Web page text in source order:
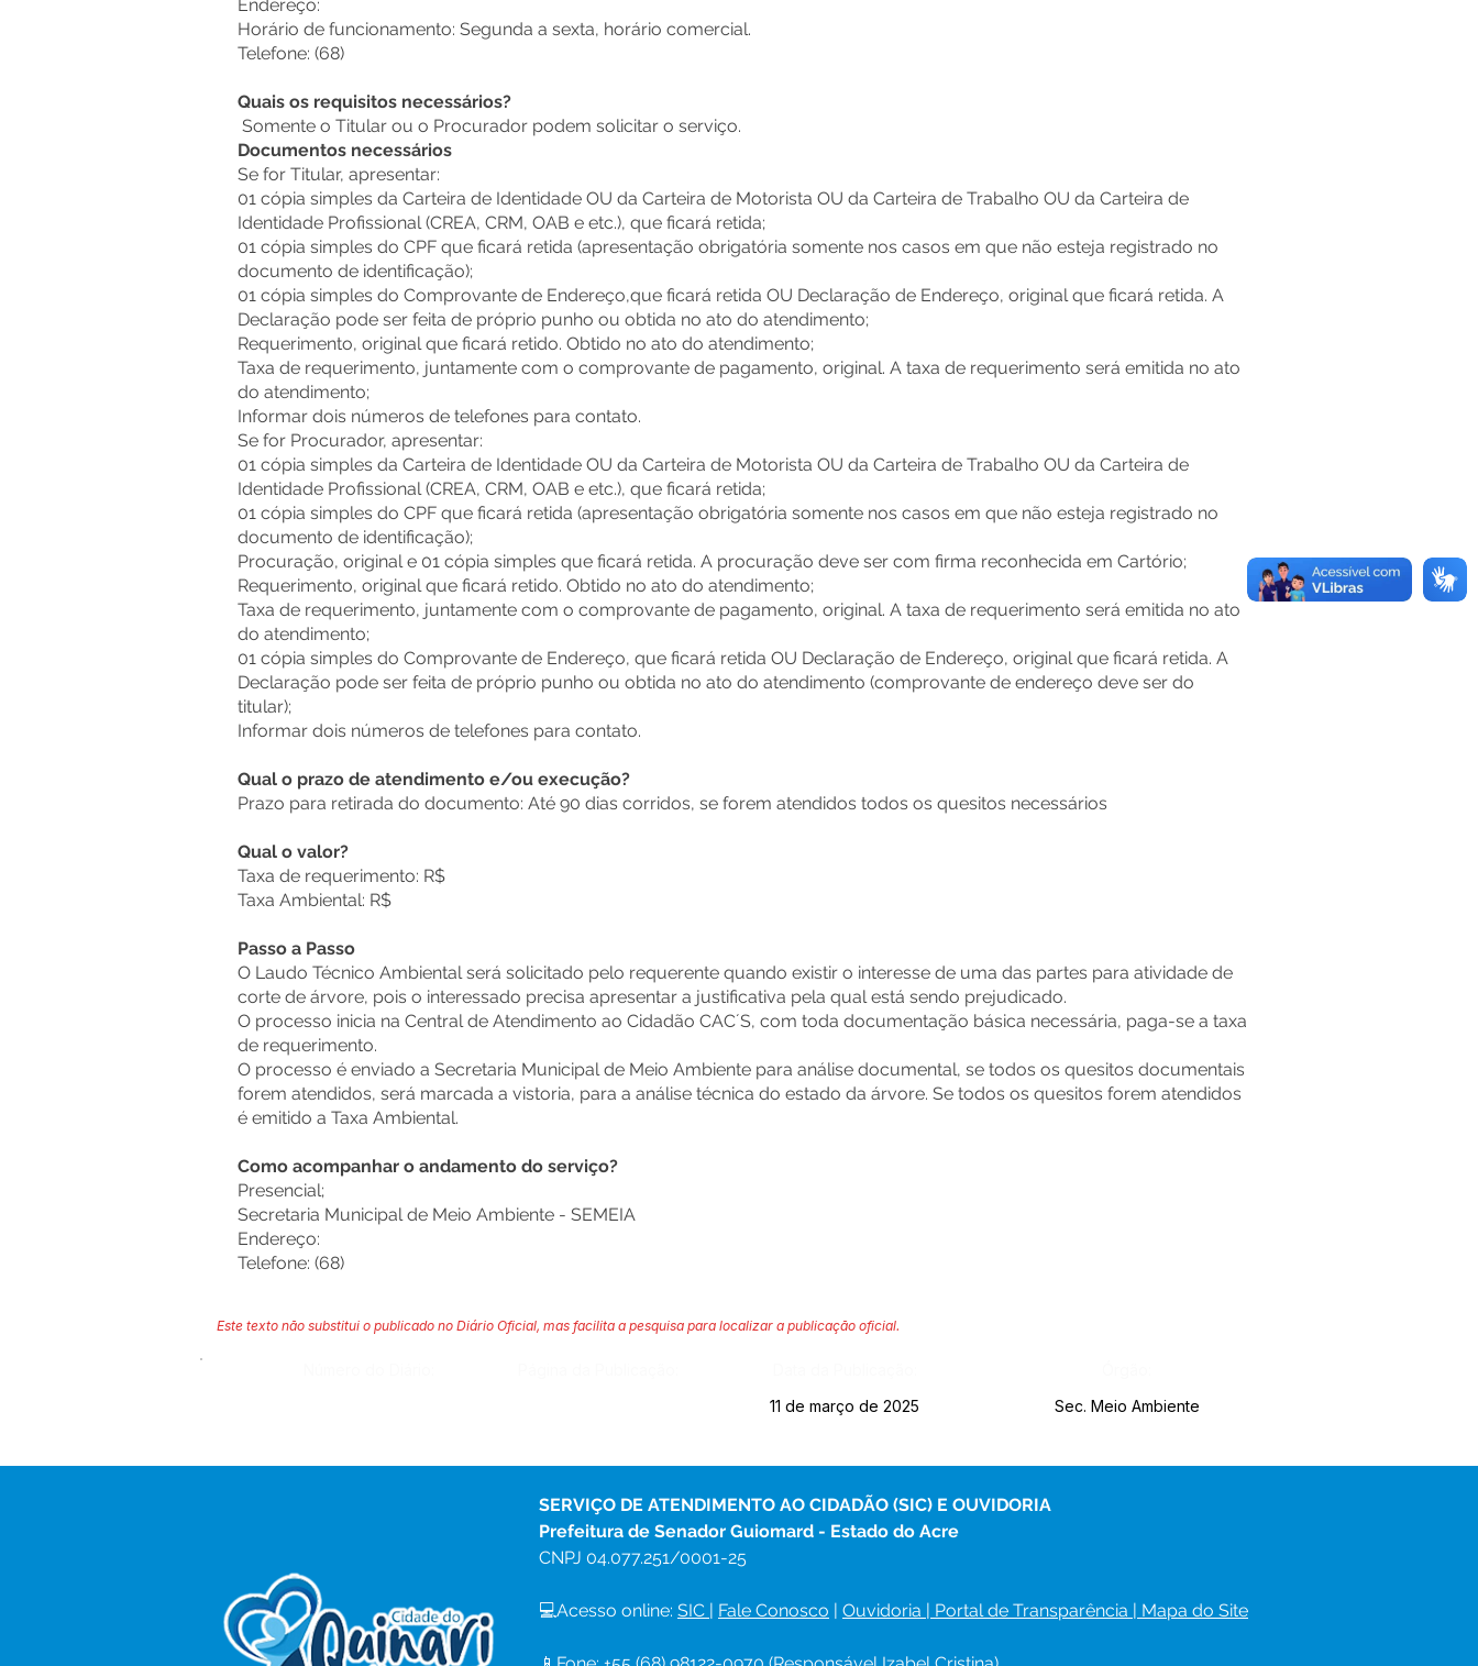
Endereço:
Horário de funcionamento: Segunda a sexta, horário comercial.
Telefone: (68)
Quais os requisitos necessários?
Somente o Titular ou o Procurador podem solicitar o serviço.
Documentos necessários
Se for Titular, apresentar:
01 cópia simples da Carteira de Identidade OU da Carteira de Motorista OU da Carteira de Trabalho OU da Carteira de
Identidade Profissional (CREA, CRM, OAB e etc.), que ficará retida;
01 cópia simples do CPF que ficará retida (apresentação obrigatória somente nos casos em que não esteja registrado no
documento de identificação);
01 cópia simples do Comprovante de Endereço,que ficará retida OU Declaração de Endereço, original que ficará retida. A
Declaração pode ser feita de próprio punho ou obtida no ato do atendimento;
Requerimento, original que ficará retido. Obtido no ato do atendimento;
Taxa de requerimento, juntamente com o comprovante de pagamento, original. A taxa de requerimento será emitida no ato
do atendimento;
Informar dois números de telefones para contato.
Se for Procurador, apresentar:
01 cópia simples da Carteira de Identidade OU da Carteira de Motorista OU da Carteira de Trabalho OU da Carteira de
Identidade Profissional (CREA, CRM, OAB e etc.), que ficará retida;
01 cópia simples do CPF que ficará retida (apresentação obrigatória somente nos casos em que não esteja registrado no
documento de identificação);
Procuração, original e 01 cópia simples que ficará retida. A procuração deve ser com firma reconhecida em Cartório;
Requerimento, original que ficará retido. Obtido no ato do atendimento;
Taxa de requerimento, juntamente com o comprovante de pagamento, original. A taxa de requerimento será emitida no ato
do atendimento;
01 cópia simples do Comprovante de Endereço, que ficará retida OU Declaração de Endereço, original que ficará retida. A
Declaração pode ser feita de próprio punho ou obtida no ato do atendimento (comprovante de endereço deve ser do
titular);
Informar dois números de telefones para contato.
Qual o prazo de atendimento e/ou execução?
Prazo para retirada do documento: Até 90 dias corridos, se forem atendidos todos os quesitos necessários
Qual o valor?
Taxa de requerimento: R$
Taxa Ambiental: R$
Passo a Passo
O Laudo Técnico Ambiental será solicitado pelo requerente quando existir o interesse de uma das partes para atividade de
corte de árvore, pois o interessado precisa apresentar a justificativa pela qual está sendo prejudicado.
O processo inicia na Central de Atendimento ao Cidadão CAC´S, com toda documentação básica necessária, paga-se a taxa
de requerimento.
O processo é enviado a Secretaria Municipal de Meio Ambiente para análise documental, se todos os quesitos documentais
forem atendidos, será marcada a vistoria, para a análise técnica do estado da árvore. Se todos os quesitos forem atendidos
é emitido a Taxa Ambiental.
Como acompanhar o andamento do serviço?
Presencial;
Secretaria Municipal de Meio Ambiente - SEMEIA
Endereço:
Telefone: (68)
Este texto não substitui o publicado no Diário Oficial, mas facilita a pesquisa para localizar a publicação oficial.
11 de março de 2025
Sec. Meio Ambiente
SERVIÇO DE ATENDIMENTO AO CIDADÃO (SIC) E OUVIDORIA
Prefeitura de Senador Guiomard - Estado do Acre
CNPJ 04.077.251/0001-25
💻Acesso online: SIC | Fale Conosco | Ouvidoria | Portal de Transparência | Mapa do Site